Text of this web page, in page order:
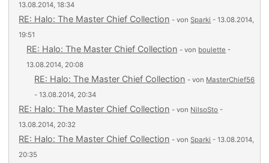
13.08.2014, 18:34
RE: Halo: The Master Chief Collection - vonSparki - 13.08.2014,
19:51
RE: Halo: The Master Chief Collection - von boulette -
13.08.2014, 20:08
RE: Halo: The Master Chief Collection - von MasterChief56
- 13.08.2014, 20:34
RE: Halo: The Master Chief Collection - von NilsoSto -
13.08.2014, 20:32
RE: Halo: The Master Chief Collection - vonSparki - 13.08.2014,
20:35